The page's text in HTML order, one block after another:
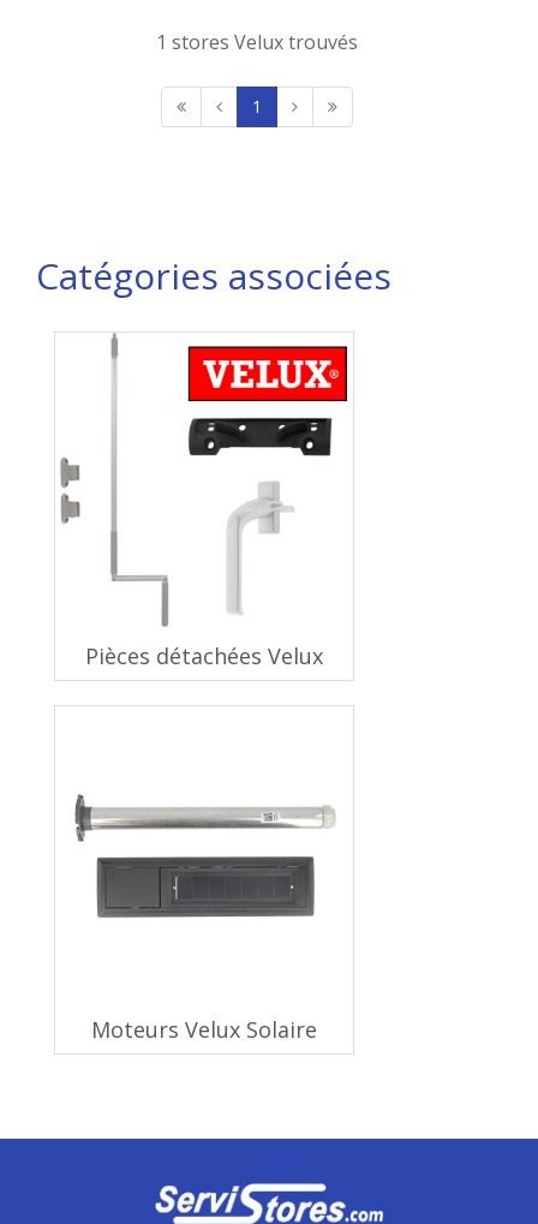
1 stores Velux trouvés
1
Catégories associées
Pièces détachées Velux
Moteurs Velux Solaire